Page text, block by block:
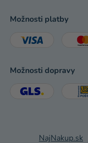
Možnosti platby
Možnosti dopravy
NajNakup.sk